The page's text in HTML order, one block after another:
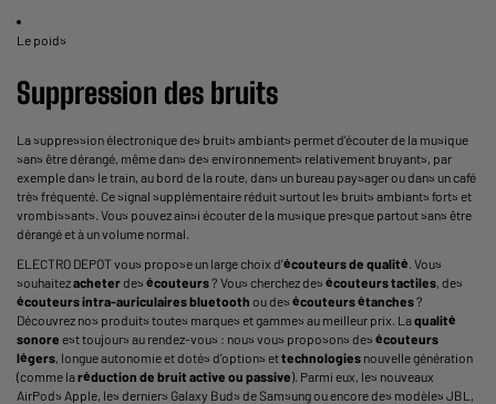
Le poids
Suppression des bruits
La suppression électronique des bruits ambiants permet d'écouter de la musique
sans être dérangé, même dans des environnements relativement bruyants, par
exemple dans le train, au bord de la route, dans un bureau paysager ou dans un café
très fréquenté. Ce signal supplémentaire réduit surtout les bruits ambiants forts et
vrombissants. Vous pouvez ainsi écouter de la musique presque partout sans être
dérangé et à un volume normal.
ELECTRO DEPOT vous propose un large choix d’écouteurs de qualité . Vous
souhaitezacheterdes écouteurs? Vous cherchez des écouteurs tactiles , des
écouteursintra-auriculairesbluetooth ou des écouteursétanches?
Découvrez nos produits toutes marques et gammes au meilleur prix. Laqualité
sonore est toujours au rendez-vous : nous vous proposons des écouteurs
légers , longue autonomie et dotés d’options ettechnologies nouvelle génération
(comme laréduction de bruit active ou passive). Parmi eux, les nouveaux
AirPods Apple, les derniers Galaxy Buds de Samsung ou encore des modèles JBL,